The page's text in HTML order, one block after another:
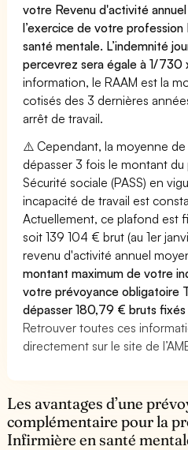
votre Revenu d'activité
l’exercice de votre
santé mentale. L’indemnité
percevrez sera égale à 1/730
information, le RAAM est la
cotisés des 3 dernières
arrêt de travail.
⚠️ Cependant, la moyenne
dépasser 3 fois le montant
Sécurité sociale (PASS) en
incapacité de travail est
Actuellement, ce plafond est
soit 139 104 € brut (au 1er
revenu d'activité annuel
montant maximum de votre
votre prévoyance obligatoire
dépasser 180,79 € bruts fixés
Retrouver toutes ces
directement sur le site de
Les avantages d’une
complémentaire pour la
Infirmière en santé